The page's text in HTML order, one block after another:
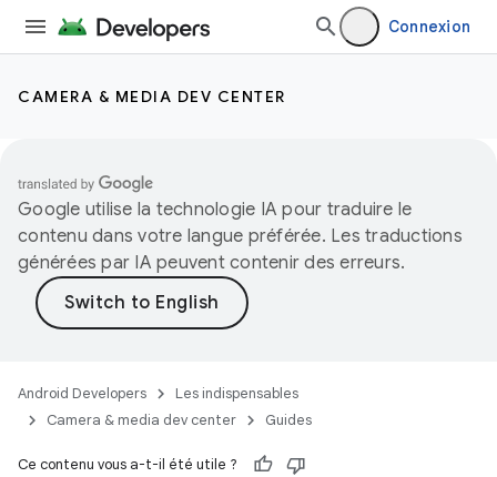
Connexion
CAMERA & MEDIA DEV CENTER
Google utilise la technologie IA pour traduire le
contenu dans votre langue préférée. Les traductions
générées par IA peuvent contenir des erreurs.
Android Developers
Les indispensables
Camera & media dev center
Guides
Ce contenu vous a-t-il été utile ?